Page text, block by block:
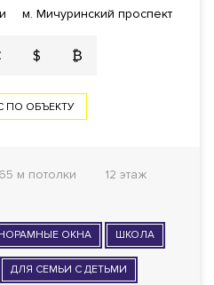
м. Мичуринский проспект
$ ₿
ПО ОБЪЕКТУ
м потолки
12 этаж
ОКНА ШКОЛА
ДЛЯ СЕМЬИ С ДЕТЬМИ